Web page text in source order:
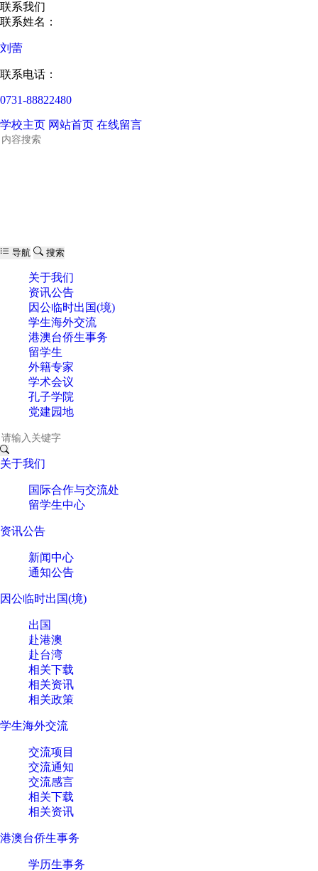
联系我们
联系姓名：
刘蕾
联系电话：
0731-88822480
学校主页 网站首页 在线留言
导航 搜索
关于我们
资讯公告
因公临时出国(境)
学生海外交流
港澳台侨生事务
留学生
外籍专家
学术会议
孔子学院
党建园地
关于我们
国际合作与交流处
留学生中心
资讯公告
新闻中心
通知公告
因公临时出国(境)
出国
赴港澳
赴台湾
相关下载
相关资讯
相关政策
学生海外交流
交流项目
交流通知
交流感言
相关下载
相关资讯
港澳台侨生事务
学历生事务